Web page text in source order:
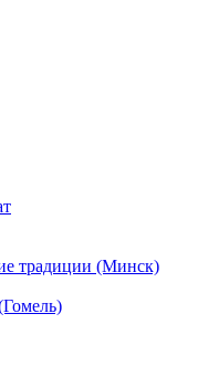
традиции (Минск)